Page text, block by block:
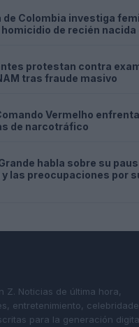
de Colombia investiga
de recién nacida
protestan contra
tras fraude masivo
Vermelho
de narcotráfico
habla sobre su
las preocupaciones por
Z. Noticias de última hora,
entretenimiento,
para la generación